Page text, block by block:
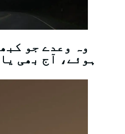
وہ وعدے جو
ہوئے، آج بھی